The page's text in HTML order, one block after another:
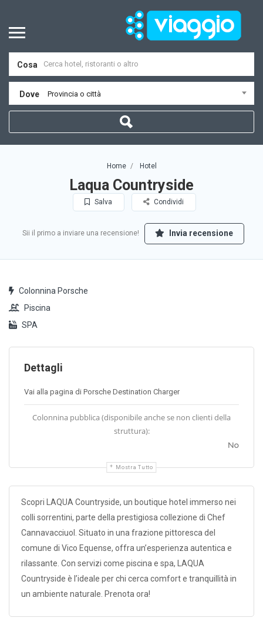
Cosa
Dove Provincia o città
Home Hotel
Laqua Countryside
Salva Condividi
Sii il primo a inviare una recensione! Invia recensione
Colonnina Porsche
Piscina
SPA
Dettagli
Vai alla pagina di Porsche Destination Charger
Colonnina pubblica (disponibile anche se non clienti della
struttura):
No
Mostra Tutto
Scopri LAQUA Countryside, un boutique hotel immerso nei
colli sorrentini, parte della prestigiosa collezione di Chef
Cannavacciuol. Situato in una frazione pittoresca del
comune di Vico Equense, offra un’esperienza autentica e
rilassante. Con servizi come piscina e spa, LAQUA
Countryside è l’ideale per chi cerca comfort e tranquillità in
un ambiente naturale. Prenota ora!